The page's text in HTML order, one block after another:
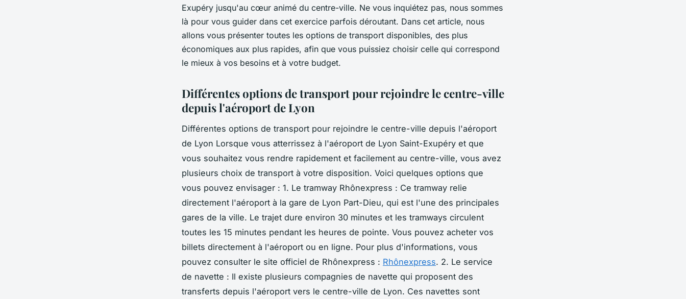
Exupéry jusqu'au cœur animé du centre-ville. Ne vous inquiétez pas, nous sommes
là pour vous guider dans cet exercice parfois déroutant. Dans cet article, nous
allons vous présenter toutes les options de transport disponibles, des plus
économiques aux plus rapides, afin que vous puissiez choisir celle qui correspond
le mieux à vos besoins et à votre budget.
Différentes options de transport pour rejoindre le centre-ville
depuis l'aéroport de Lyon
Différentes options de transport pour rejoindre le centre-ville depuis l'aéroport
de Lyon Lorsque vous atterrissez à l'aéroport de Lyon Saint-Exupéry et que
vous souhaitez vous rendre rapidement et facilement au centre-ville, vous avez
plusieurs choix de transport à votre disposition. Voici quelques options que
vous pouvez envisager : 1. Le tramway Rhônexpress : Ce tramway relie
directement l'aéroport à la gare de Lyon Part-Dieu, qui est l'une des principales
gares de la ville. Le trajet dure environ 30 minutes et les tramways circulent
toutes les 15 minutes pendant les heures de pointe. Vous pouvez acheter vos
billets directement à l'aéroport ou en ligne. Pour plus d'informations, vous
pouvez consulter le site officiel de Rhônexpress : Rhônexpress. 2. Le service
de navette : Il existe plusieurs compagnies de navette qui proposent des
transferts depuis l'aéroport vers le centre-ville de Lyon. Ces navettes sont